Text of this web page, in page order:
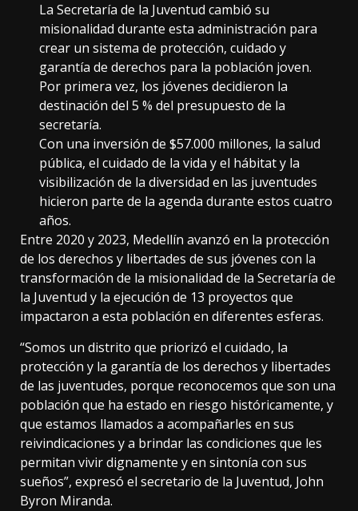
La Secretaría de la Juventud cambió su
misionalidad durante esta administración para
crear un sistema de protección, cuidado y
garantía de derechos para la población joven.
Por primera vez, los jóvenes decidieron la
destinación del 5 % del presupuesto de la
secretaría.
Con una inversión de $57.000 millones, la salud
pública, el cuidado de la vida y el hábitat y la
visibilización de la diversidad en las juventudes
hicieron parte de la agenda durante estos cuatro
años.
Entre 2020 y 2023, Medellín avanzó en la protección
de los derechos y libertades de sus jóvenes con la
transformación de la misionalidad de la Secretaría de
la Juventud y la ejecución de 13 proyectos que
impactaron a esta población en diferentes esferas.
“Somos un distrito que priorizó el cuidado, la
protección y la garantía de los derechos y libertades
de las juventudes, porque reconocemos que son una
población que ha estado en riesgo históricamente, y
que estamos llamados a acompañarles en sus
reivindicaciones y a brindar las condiciones que les
permitan vivir dignamente y en sintonía con sus
sueños”, expresó el secretario de la Juventud, John
Byron Miranda.